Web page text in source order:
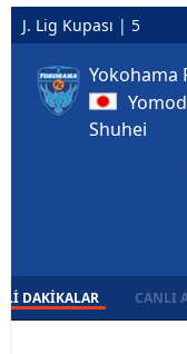
J. Lig Kupası | 5
Yokohama
Shuhei
DAKIKALAR CANLI